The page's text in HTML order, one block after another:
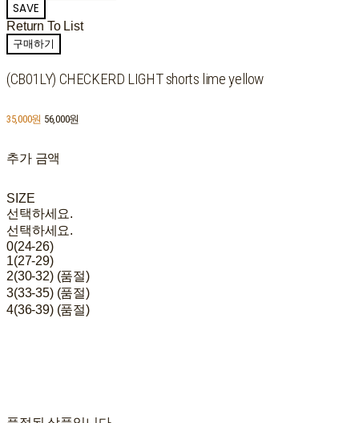
SAVE
Return To List
구매하기
(CB01LY) CHECKERD LIGHT shorts lime yellow
35,000원 56,000원
추가 금액
SIZE
선택하세요.
선택하세요.
0(24-26)
1(27-29)
2(30-32) (품절)
3(33-35) (품절)
4(36-39) (품절)